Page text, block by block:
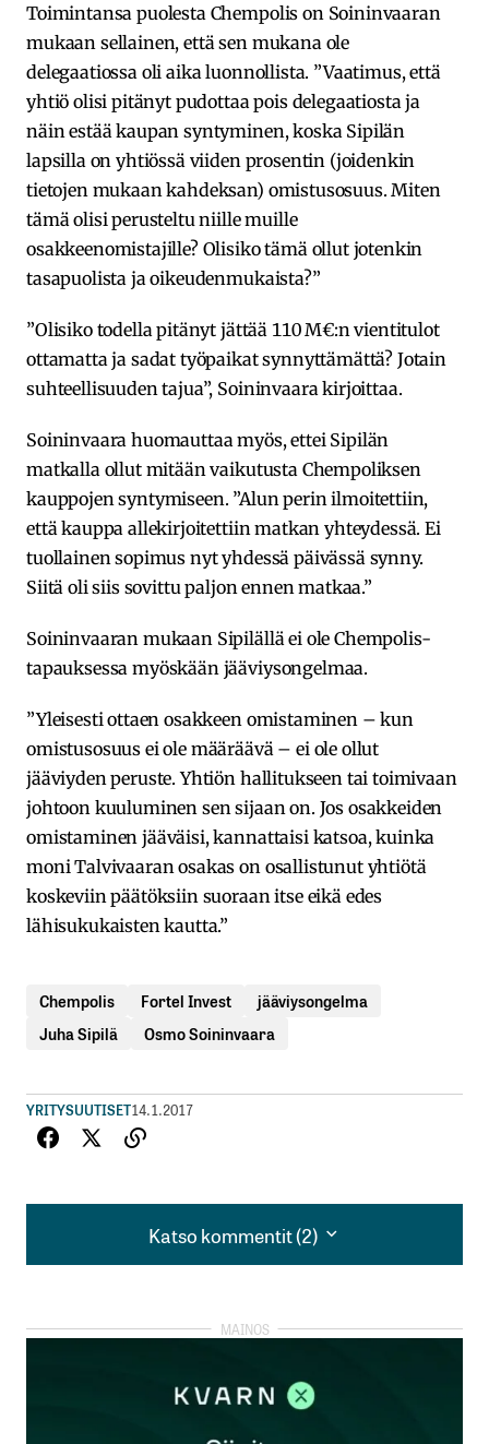
Toimintansa puolesta Chempolis on Soininvaaran
mukaan sellainen, että sen mukana ole
delegaatiossa oli aika luonnollista. ”Vaatimus, että
yhtiö olisi pitänyt pudottaa pois delegaatiosta ja
näin estää kaupan syntyminen, koska Sipilän
lapsilla on yhtiössä viiden prosentin (joidenkin
tietojen mukaan kahdeksan) omistusosuus. Miten
tämä olisi perusteltu niille muille
osakkeenomistajille? Olisiko tämä ollut jotenkin
tasapuolista ja oikeudenmukaista?”
”Olisiko todella pitänyt jättää 110 M€:n vientitulot
ottamatta ja sadat työpaikat synnyttämättä? Jotain
suhteellisuuden tajua”, Soininvaara kirjoittaa.
Soininvaara huomauttaa myös, ettei Sipilän
matkalla ollut mitään vaikutusta Chempoliksen
kauppojen syntymiseen. ”Alun perin ilmoitettiin,
että kauppa allekirjoitettiin matkan yhteydessä. Ei
tuollainen sopimus nyt yhdessä päivässä synny.
Siitä oli siis sovittu paljon ennen matkaa.”
Soininvaaran mukaan Sipilällä ei ole Chempolis-
tapauksessa myöskään jääviysongelmaa.
”Yleisesti ottaen osakkeen omistaminen – kun
omistusosuus ei ole määräävä – ei ole ollut
jääviyden peruste. Yhtiön hallitukseen tai toimivaan
johtoon kuuluminen sen sijaan on. Jos osakkeiden
omistaminen jääväisi, kannattaisi katsoa, kuinka
moni Talvivaaran osakas on osallistunut yhtiötä
koskeviin päätöksiin suoraan itse eikä edes
lähisukukaisten kautta.”
Chempolis Fortel Invest
jääviysongelma
Juha Sipilä
Osmo Soininvaara
YRITYSUUTISET14.1.2017
Katso kommentit (2)
Katso kommentit (2)
Minuakin yrittäjänä kerta kaikkiaan ihmetyttää
yleensäkin (media, lehdet / uutiset jotka
tämänkaltaista ilman riittävää käytännön